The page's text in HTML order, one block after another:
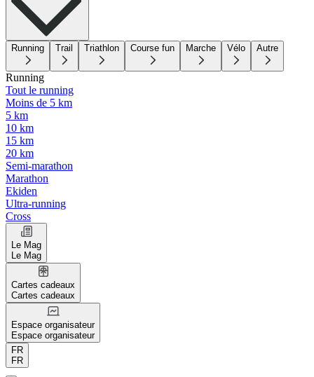
Running Trail Triathlon Course fun Marche Vélo Autre
Running
Tout le running
Moins de 5 km
5 km
10 km
15 km
20 km
Semi-marathon
Marathon
Ekiden
Ultra-running
Cross
Le Mag
Le Mag
Cartes cadeaux
Cartes cadeaux
Espace organisateur
Espace organisateur
FR
FR